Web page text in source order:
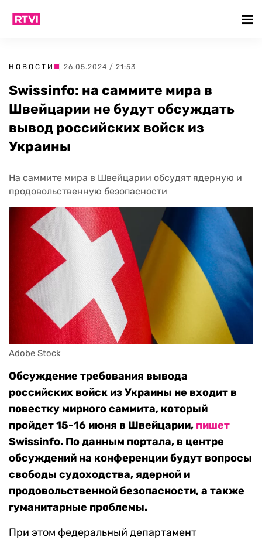
НОВОСТИ | 26.05.2024 / 21:53
Swissinfo: на саммите мира в
Швейцарии не будут обсуждать
вывод российских войск из
Украины
На саммите мира в Швейцарии обсудят ядерную и
продовольственную безопасности
Adobe Stock
Обсуждение требования вывода
российских войск из Украины не входит в
повестку мирного саммита, который
пройдет 15-16 июня в Швейцарии, пишет
Swissinfo. По данным портала, в центре
обсуждений на конференции будут вопросы
свободы судоходства, ядерной и
продовольственной безопасности, а также
гуманитарные проблемы.
При этом федеральный департамент